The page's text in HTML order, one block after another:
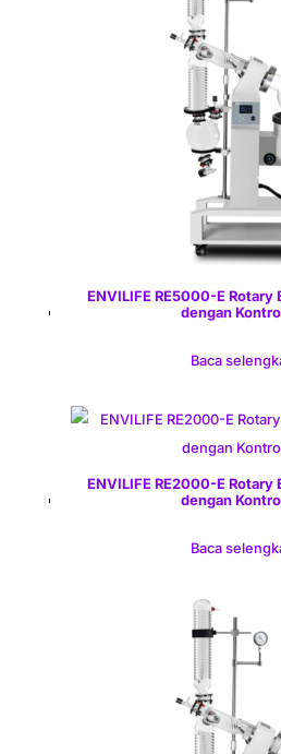
ENVILIFE RE5000-E Rotary
dengan
Baca
ENVILIFE RE2000-E Rotary
dengan
Baca